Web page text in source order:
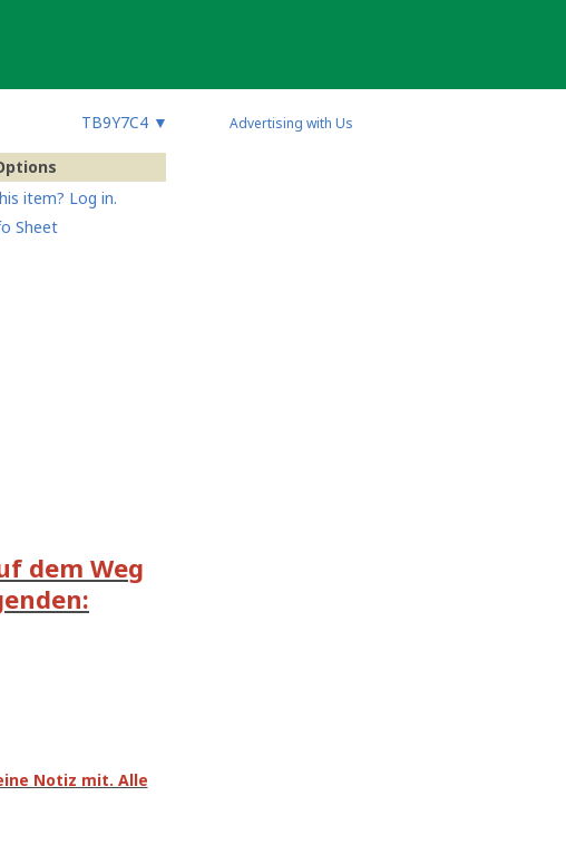
TB9Y7C4 ▼
item? Log in.
Sheet
dem Weg
Notiz mit. Alle
Advertising with Us